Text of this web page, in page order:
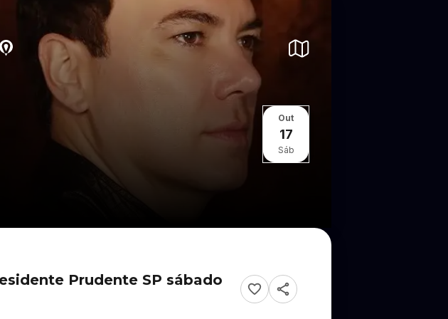
Out
17
Sáb
Prudente SP sábado